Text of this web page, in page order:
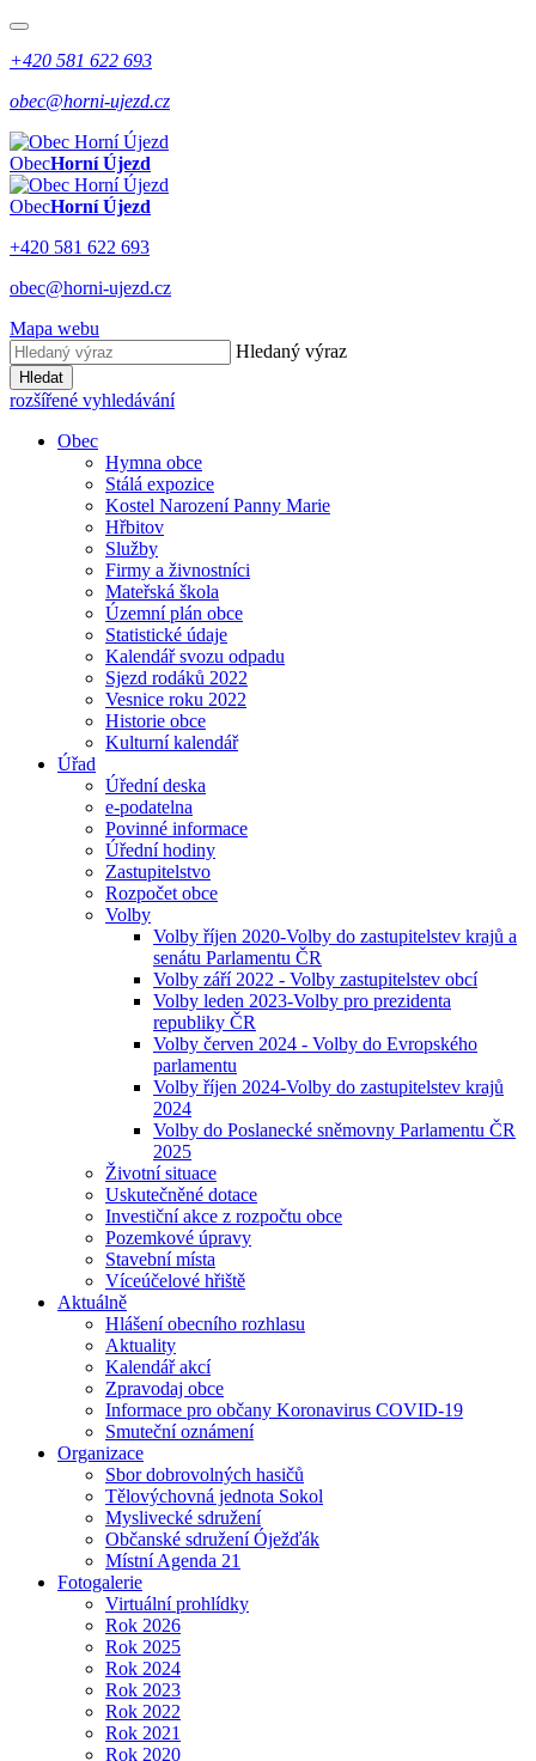
+420 581 622 693
obec@horni-ujezd.cz
ObecHorní Újezd
ObecHorní Újezd
+420 581 622 693
obec@horni-ujezd.cz
Mapa webu
Hledaný výraz
Hledat
rozšířené vyhledávání
Obec
Hymna obce
Stálá expozice
Kostel Narození Panny Marie
Hřbitov
Služby
Firmy a živnostníci
Mateřská škola
Územní plán obce
Statistické údaje
Kalendář svozu odpadu
Sjezd rodáků 2022
Vesnice roku 2022
Historie obce
Kulturní kalendář
Úřad
Úřední deska
e-podatelna
Povinné informace
Úřední hodiny
Zastupitelstvo
Rozpočet obce
Volby
Volby říjen 2020-Volby do zastupitelstev krajů a
senátu Parlamentu ČR
Volby září 2022 - Volby zastupitelstev obcí
Volby leden 2023-Volby pro prezidenta
republiky ČR
Volby červen 2024 - Volby do Evropského
parlamentu
Volby říjen 2024-Volby do zastupitelstev krajů
2024
Volby do Poslanecké sněmovny Parlamentu ČR
2025
Životní situace
Uskutečněné dotace
Investiční akce z rozpočtu obce
Pozemkové úpravy
Stavební místa
Víceúčelové hřiště
Aktuálně
Hlášení obecního rozhlasu
Aktuality
Kalendář akcí
Zpravodaj obce
Informace pro občany Koronavirus COVID-19
Smuteční oznámení
Organizace
Sbor dobrovolných hasičů
Tělovýchovná jednota Sokol
Myslivecké sdružení
Občanské sdružení Óježďák
Místní Agenda 21
Fotogalerie
Virtuální prohlídky
Rok 2026
Rok 2025
Rok 2024
Rok 2023
Rok 2022
Rok 2021
Rok 2020